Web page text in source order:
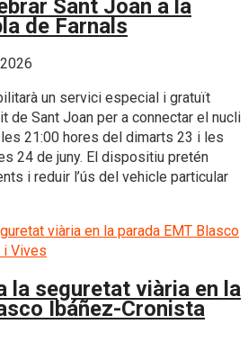
Sant Joan a la
de Farnals
un servici especial i gratuït
de Sant Joan per a connectar el nucli
21:00 hores del dimarts 23 i les
24 de juny. El dispositiu pretén
i reduir l’ús del vehicle particular
la seguretat viària en la
Ibáñez-Cronista